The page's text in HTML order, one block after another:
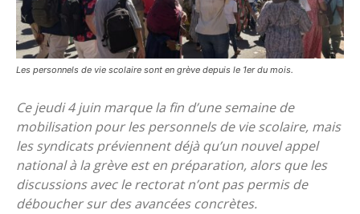
Les personnels de vie scolaire sont en grève depuis le 1er du mois.
Ce jeudi 4 juin marque la fin d’une semaine de
mobilisation pour les personnels de vie scolaire, mais
les syndicats préviennent déjà qu’un nouvel appel
national à la grève est en préparation, alors que les
discussions avec le rectorat n’ont pas permis de
déboucher sur des avancées concrètes.